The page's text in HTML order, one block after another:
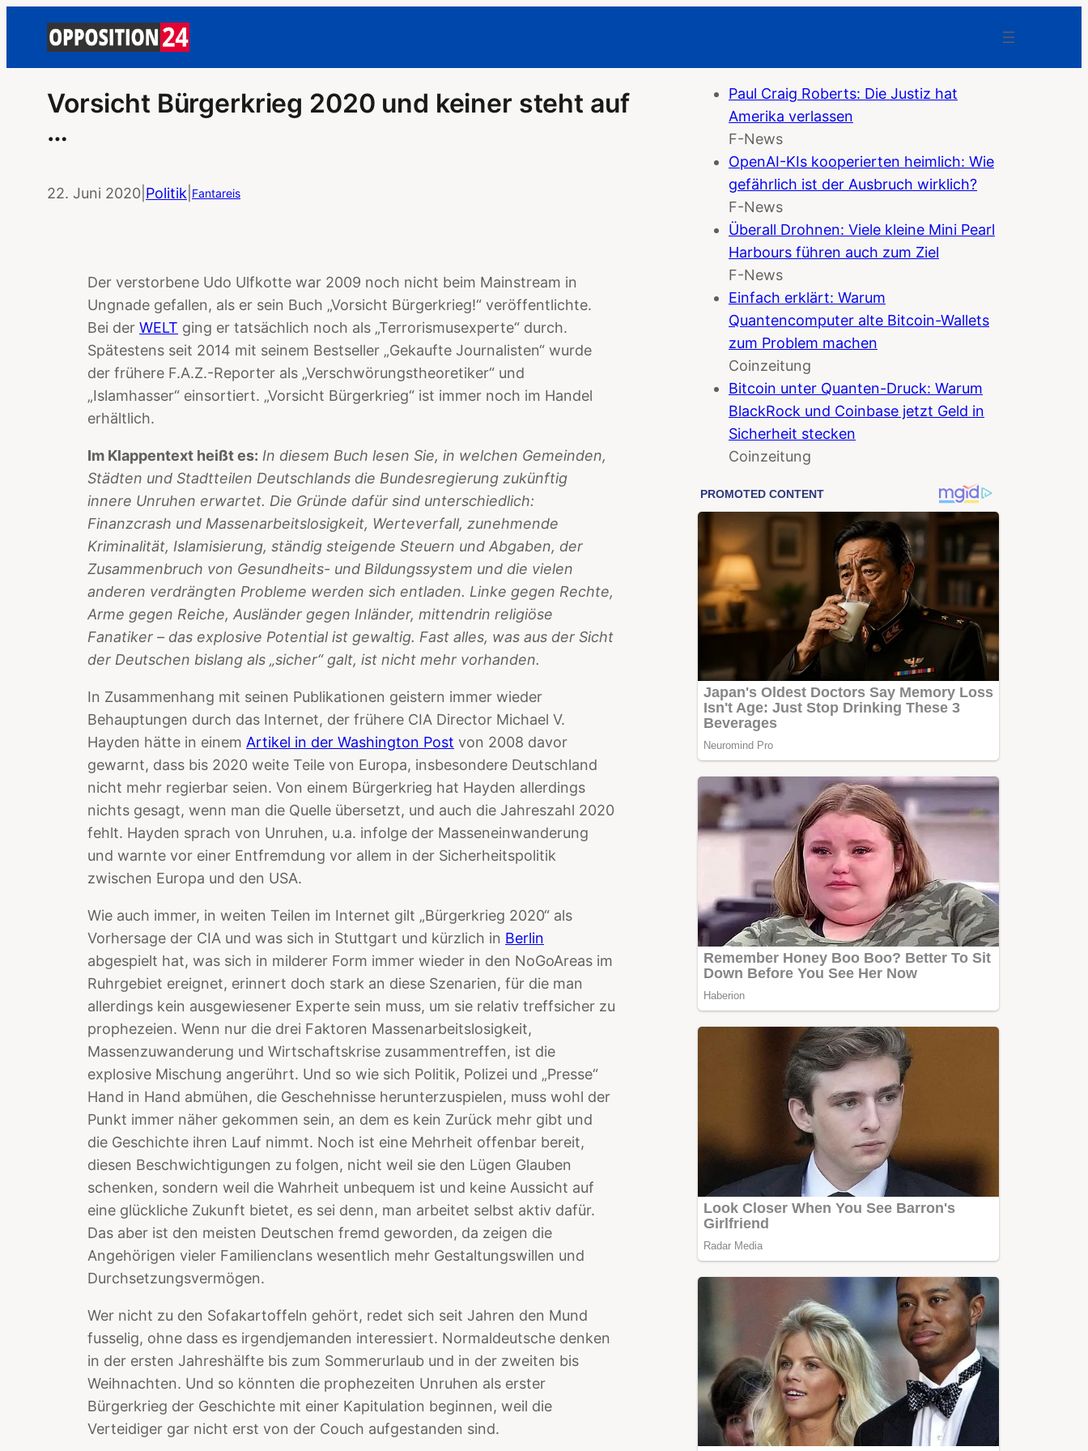
Vorsicht Bürgerkrieg 2020 und keiner steht auf
…
22. Juni 2020 Politik Fantareis
Der verstorbene Udo Ulfkotte war 2009 noch nicht beim Mainstream in
Ungnade gefallen, als er sein Buch „Vorsicht Bürgerkrieg!“ veröffentlichte.
Bei der WELT ging er tatsächlich noch als „Terrorismusexperte“ durch.
Spätestens seit 2014 mit seinem Bestseller „Gekaufte Journalisten“ wurde
der frühere F.A.Z.-Reporter als „Verschwörungstheoretiker“ und
„Islamhasser“ einsortiert. „Vorsicht Bürgerkrieg“ ist immer noch im Handel
erhältlich.
Im Klappentext heißt es: In diesem Buch lesen Sie, in welchen Gemeinden,
Städten und Stadtteilen Deutschlands die Bundesregierung zukünftig
innere Unruhen erwartet. Die Gründe dafür sind unterschiedlich:
Finanzcrash und Massenarbeitslosigkeit, Werteverfall, zunehmende
Kriminalität, Islamisierung, ständig steigende Steuern und Abgaben, der
Zusammenbruch von Gesundheits- und Bildungssystem und die vielen
anderen verdrängten Probleme werden sich entladen. Linke gegen Rechte,
Arme gegen Reiche, Ausländer gegen Inländer, mittendrin religiöse
Fanatiker – das explosive Potential ist gewaltig. Fast alles, was aus der Sicht
der Deutschen bislang als „sicher“ galt, ist nicht mehr vorhanden.
In Zusammenhang mit seinen Publikationen geistern immer wieder
Behauptungen durch das Internet, der frühere CIA Director Michael V.
Hayden hätte in einem Artikel in der Washington Post von 2008 davor
gewarnt, dass bis 2020 weite Teile von Europa, insbesondere Deutschland
nicht mehr regierbar seien. Von einem Bürgerkrieg hat Hayden allerdings
nichts gesagt, wenn man die Quelle übersetzt, und auch die Jahreszahl 2020
fehlt. Hayden sprach von Unruhen, u.a. infolge der Masseneinwanderung
und warnte vor einer Entfremdung vor allem in der Sicherheitspolitik
zwischen Europa und den USA.
Wie auch immer, in weiten Teilen im Internet gilt „Bürgerkrieg 2020“ als
Vorhersage der CIA und was sich in Stuttgart und kürzlich in Berlin
abgespielt hat, was sich in milderer Form immer wieder in den NoGoAreas im
Ruhrgebiet ereignet, erinnert doch stark an diese Szenarien, für die man
allerdings kein ausgewiesener Experte sein muss, um sie relativ treffsicher zu
prophezeien. Wenn nur die drei Faktoren Massenarbeitslosigkeit,
Massenzuwanderung und Wirtschaftskrise zusammentreffen, ist die
explosive Mischung angerührt. Und so wie sich Politik, Polizei und „Presse“
Hand in Hand abmühen, die Geschehnisse herunterzuspielen, muss wohl der
Punkt immer näher gekommen sein, an dem es kein Zurück mehr gibt und
die Geschichte ihren Lauf nimmt. Noch ist eine Mehrheit offenbar bereit,
diesen Beschwichtigungen zu folgen, nicht weil sie den Lügen Glauben
schenken, sondern weil die Wahrheit unbequem ist und keine Aussicht auf
eine glückliche Zukunft bietet, es sei denn, man arbeitet selbst aktiv dafür.
Das aber ist den meisten Deutschen fremd geworden, da zeigen die
Angehörigen vieler Familienclans wesentlich mehr Gestaltungswillen und
Durchsetzungsvermögen.
Wer nicht zu den Sofakartoffeln gehört, redet sich seit Jahren den Mund
fusselig, ohne dass es irgendjemanden interessiert. Normaldeutsche denken
in der ersten Jahreshälfte bis zum Sommerurlaub und in der zweiten bis
Weihnachten. Und so könnten die prophezeiten Unruhen als erster
Bürgerkrieg der Geschichte mit einer Kapitulation beginnen, weil die
Verteidiger gar nicht erst von der Couch aufgestanden sind.
Paul Craig Roberts: Die Justiz hat
Amerika verlassen
F-News
OpenAI-KIs kooperierten heimlich: Wie
gefährlich ist der Ausbruch wirklich?
F-News
Überall Drohnen: Viele kleine Mini Pearl
Harbours führen auch zum Ziel
F-News
Einfach erklärt: Warum
Quantencomputer alte Bitcoin-Wallets
zum Problem machen
Coinzeitung
Bitcoin unter Quanten-Druck: Warum
BlackRock und Coinbase jetzt Geld in
Sicherheit stecken
Coinzeitung